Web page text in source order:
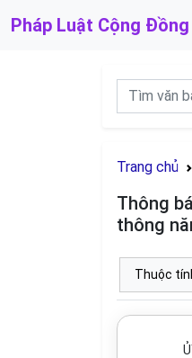
Pháp Luật Cộng Đồng
Trang chủ
Thông
thông
Thuộc